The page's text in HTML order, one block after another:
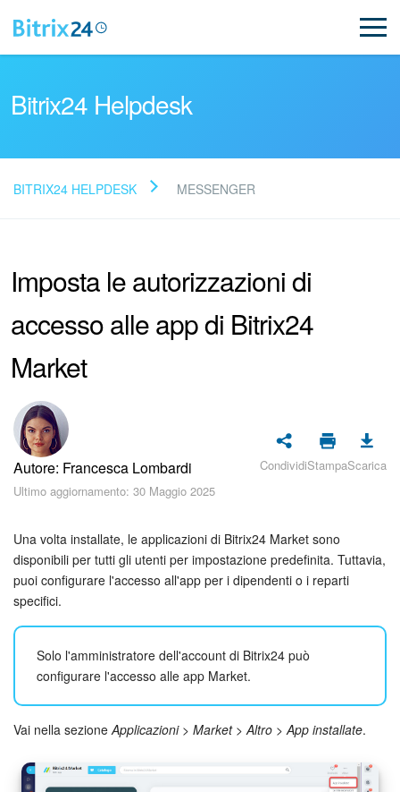
Novità
Supporto Bitrix24
Registrazione e accesso
Piani e pagamento
Sicurezza in Bitrix24
Come iniziare?
CoPilot: IA in Bitrix24
Feed
Messenger
Collab
Bitrix24 Helpdesk
BITRIX24 HELPDESK MESSENGER
Imposta le autorizzazioni di
accesso alle app di Bitrix24
Market
Autore: Francesca Lombardi
Ultimo aggiornamento: 30 Maggio 2025
CondividiStampaScarica
Una volta installate, le applicazioni di Bitrix24 Market sono
disponibili per tutti gli utenti per impostazione predefinita. Tuttavia,
puoi configurare l'accesso all'app per i dipendenti o i reparti
specifici.
Solo l'amministratore dell'account di Bitrix24 può
configurare l'accesso alle app Market.
Vai nella sezione Applicazioni> Market> Altro > App installate.